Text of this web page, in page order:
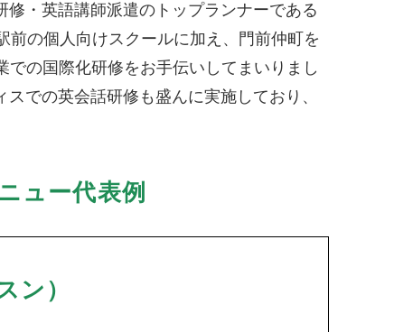
・英語講師派遣のトップランナーである
の個人向けスクールに加え、門前仲町を
の国際化研修をお手伝いしてまいりまし
での英会話研修も盛んに実施しており、
ュー代表例
ン）